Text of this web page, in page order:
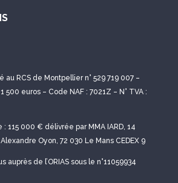
au RCS de Montpellier n° 529 719 007 –
500 euros – Code NAF : 7021Z – N° TVA :
: 115 000 € délivrée par MMA IARD, 14
Oyon, 72 030 Le Mans CEDEX 9
auprès de l’ORIAS sous le n°11059934